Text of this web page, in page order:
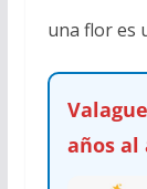
una flor es
años al